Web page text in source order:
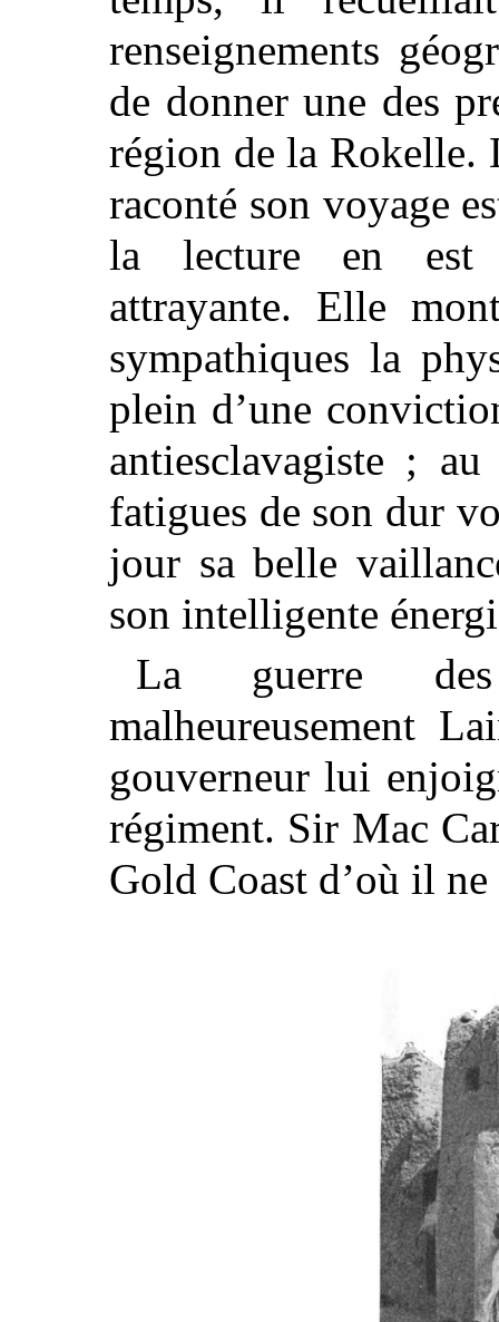
renseignements
de donner une des
région de la Rokelle.
raconté son voyage
la lecture en est
attrayante. Elle
sympathiques la
plein d’une
antiesclavagiste ;
fatigues de son dur
jour sa belle
son intelligente
La guerre des
malheureusement
gouverneur lui
régiment. Sir Mac
Gold Coast d’où il